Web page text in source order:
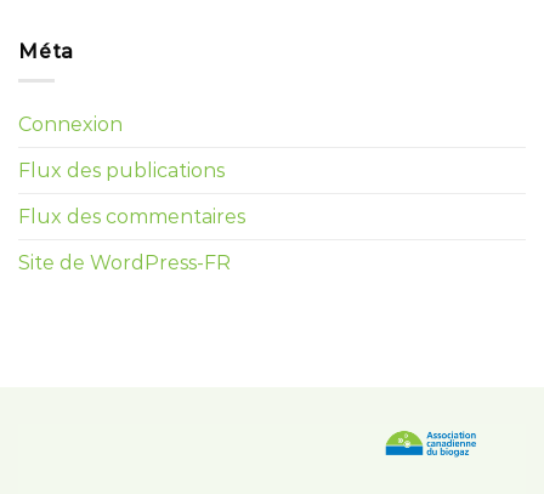
Méta
Connexion
Flux des publications
Flux des commentaires
Site de WordPress-FR